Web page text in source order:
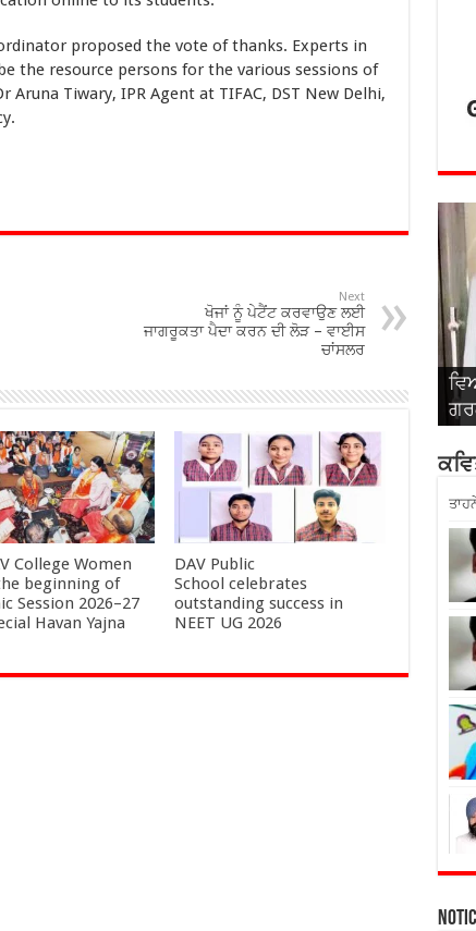
proposed the vote of thanks. Experts in
the resource persons for the various sessions of
Tiwary, IPR Agent at TIFAC, DST New Delhi,
Next
ਖੋਜਾਂ ਨੂੰ ਪੇਟੈਂਟ ਕਰਵਾਉਣ ਲਈ
ਜਾਗਰੂਕਤਾ ਪੈਦਾ ਕਰਨ ਦੀ ਲੋੜ – ਵਾਈਸ
ਚਾਂਸਲਰ
College Women
beginning of
Session 2026–27
Havan Yajna
DAV Public
School celebrates
outstanding success in
NEET UG 2026